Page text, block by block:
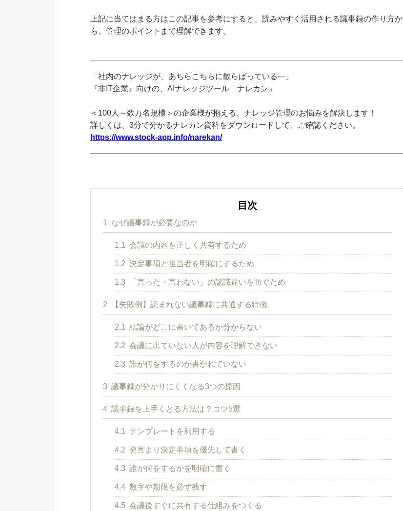
上記に当てはまる方はこの記事を参考にすると、読みやすく活用される議事録の作り方か
ら、管理のポイントまで理解できます。
「社内のナレッジが、あちらこちらに散らばっている---」
『非IT企業』向けの、AIナレッジツール「ナレカン」
＜100人～数万名規模＞の企業様が抱える、ナレッジ管理のお悩みを解決します！
詳しくは、3分で分かるナレカン資料をダウンロードして、ご確認ください。
https://www.stock-app.info/narekan/
目次
1 なぜ議事録が必要なのか
1.1 会議の内容を正しく共有するため
1.2 決定事項と担当者を明確にするため
1.3 「言った・言わない」の認識違いを防ぐため
2 【失敗例】読まれない議事録に共通する特徴
2.1 結論がどこに書いてあるか分からない
2.2 会議に出ていない人が内容を理解できない
2.3 誰が何をするのか書かれていない
3 議事録が分かりにくくなる3つの原因
4 議事録を上手くとる方法は？コツ5選
4.1 テンプレートを利用する
4.2 発言より決定事項を優先して書く
4.3 誰が何をするかを明確に書く
4.4 数字や期限を必ず残す
4.5 会議後すぐに共有する仕組みをつくる